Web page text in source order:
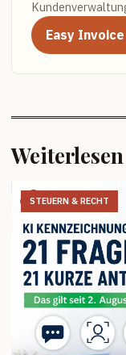
Easy
Weiterlesen
STEUERN & RECHT